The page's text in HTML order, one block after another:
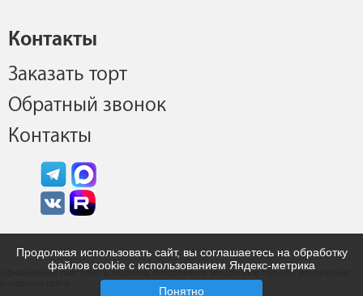
Контакты
Заказать торт
Обратный звонок
Контакты
Официальный сайт Рената Агзамова. Копирование материалов только с разрешения
Продолжая использовать сайт, вы соглашаетесь на обработку
файлов cookie с использованием Яндекс-метрика
Понятно